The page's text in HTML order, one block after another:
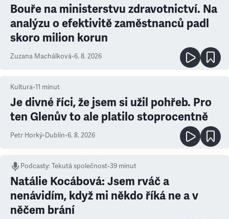
Bouře na ministerstvu zdravotnictví. Na
analýzu o efektivitě zaměstnanců padl
skoro milion korun
Zuzana Machálková•6. 8. 2026
Kultura•11 minut
Je divné říci, že jsem si užil pohřeb. Pro
ten Glenův to ale platilo stoprocentně
Petr Horký•Dublin•6. 8. 2026
Podcasty:Tekutá společnost•39 minut
Natálie Kocábová: Jsem rváč a
nenávidím, když mi někdo říká ne a v
něčem brání